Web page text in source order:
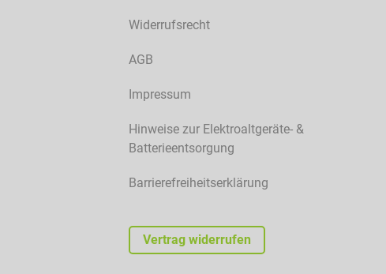
Widerrufsrecht
AGB
Impressum
Hinweise zur Elektroaltgeräte- &
Batterieentsorgung
Barrierefreiheitserklärung
Vertrag widerrufen